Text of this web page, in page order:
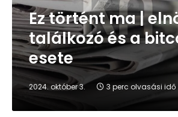
Ez történt ma |
találkozó és a
esete
2024. október 3. 3 perc olvasási idő